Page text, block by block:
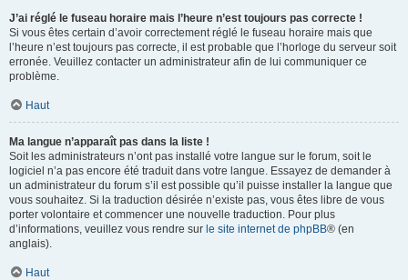
J’ai réglé le fuseau horaire mais l’heure n’est toujours pas correcte !
Si vous êtes certain d’avoir correctement réglé le fuseau horaire mais que
l’heure n’est toujours pas correcte, il est probable que l’horloge du serveur soit
erronée. Veuillez contacter un administrateur afin de lui communiquer ce
problème.
Haut
Ma langue n’apparaît pas dans la liste !
Soit les administrateurs n’ont pas installé votre langue sur le forum, soit le
logiciel n’a pas encore été traduit dans votre langue. Essayez de demander à
un administrateur du forum s’il est possible qu’il puisse installer la langue que
vous souhaitez. Si la traduction désirée n’existe pas, vous êtes libre de vous
porter volontaire et commencer une nouvelle traduction. Pour plus
d’informations, veuillez vous rendre sur le site internet de phpBB® (en
anglais).
Haut